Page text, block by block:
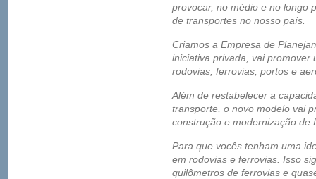
provocar, no médio e no longo
de transportes no nosso país.
Criamos a Empresa de
iniciativa privada, vai promover
rodovias, ferrovias, portos e
Além de restabelecer a
transporte, o novo modelo vai
construção e modernização de
Para que vocês tenham uma
em rodovias e ferrovias. Isso
quilômetros de ferrovias e